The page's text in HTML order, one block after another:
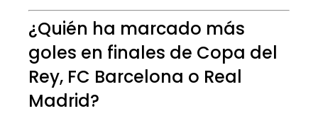
¿Quién ha marcado más
goles en finales de Copa del
Rey, FC Barcelona o Real
Madrid?